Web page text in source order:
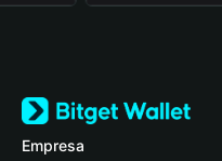
Empresa